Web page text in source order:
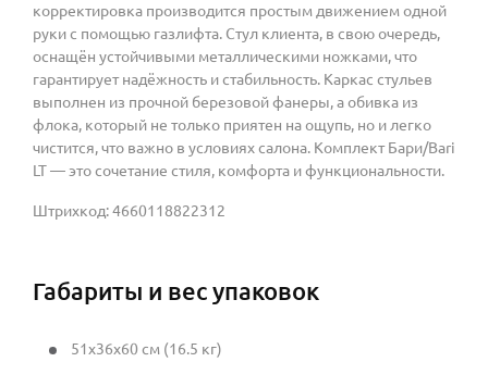
корректировка производится простым движением одной
руки с помощью газлифта. Стул клиента, в свою очередь,
оснащён устойчивыми металлическими ножками, что
гарантирует надёжность и стабильность. Каркас стульев
выполнен из прочной березовой фанеры, а обивка из
флока, который не только приятен на ощупь, но и легко
чистится, что важно в условиях салона. Комплект Бари/Bari
LT — это сочетание стиля, комфорта и функциональности.
Штрихкод: 4660118822312
Габариты и вес упаковок
51x36x60 см (16.5 кг)